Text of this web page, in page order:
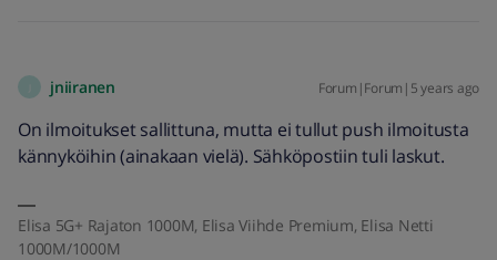
jniiranen Forum|Forum|5 years ago
On ilmoitukset sallittuna, mutta ei tullut push ilmoitusta
kännyköihin (ainakaan vielä). Sähköpostiin tuli laskut.
Elisa 5G+ Rajaton 1000M, Elisa Viihde Premium, Elisa Netti
1000M/1000M